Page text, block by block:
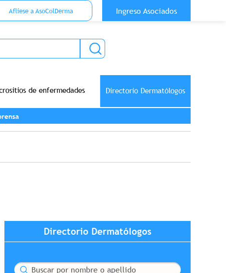
Top Anónimo
Aflíese a AsoColDerma
Ingreso Asociados
de enfermedades Directorio Dermatólogos
Directorio Dermatólogos
Buscar